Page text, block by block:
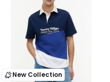
New Collection